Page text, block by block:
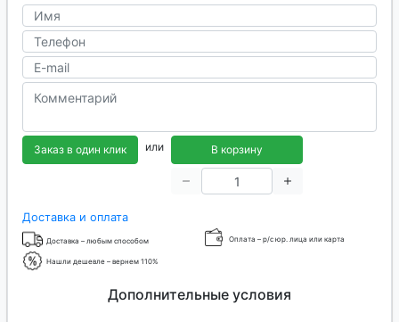
Заказ в один клик или В корзину
Доставка и оплата
Доставка – любым способом Оплата – р/с юр. лица или карта
Нашли дешевле – вернем 110%
Дополнительные условия